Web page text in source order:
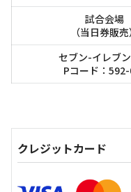
試合会場
（当日券販売
セブン-イレブ
Pコード：
クレジットカード